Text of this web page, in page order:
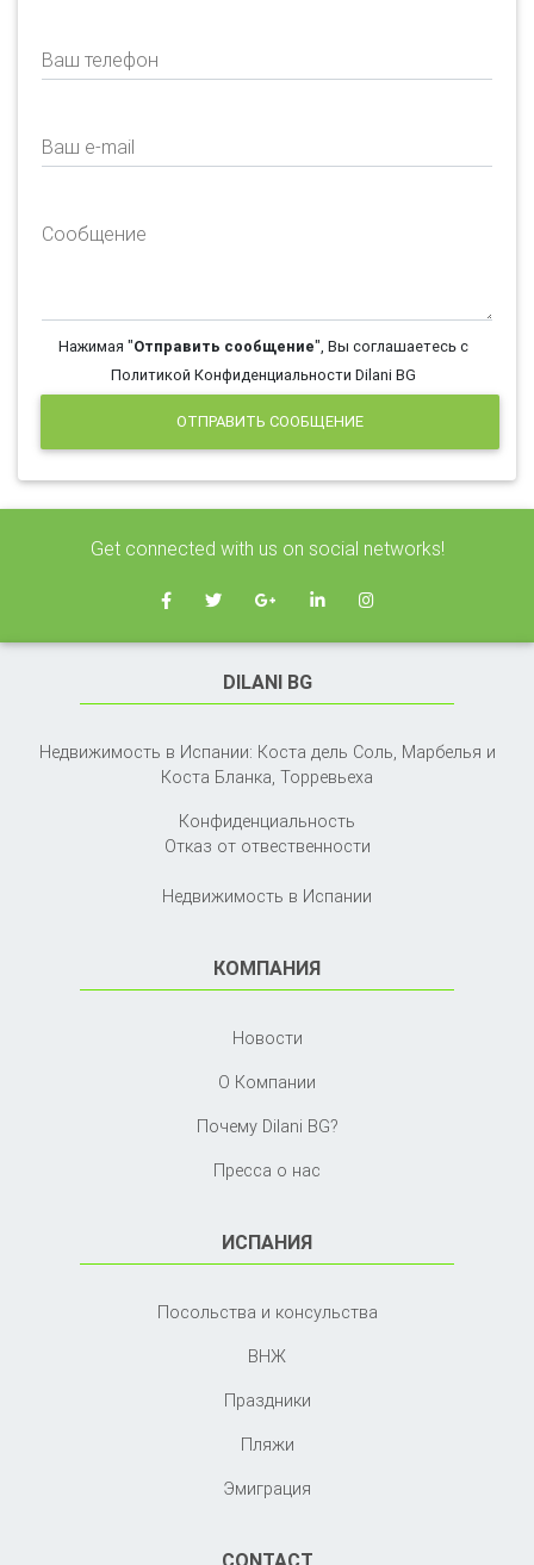
Ваш телефон
Ваш e-mail
Сообщение
Нажимая "Отправить сообщение", Вы соглашаетесь с
Политикой Конфиденциальности Dilani BG
ОТПРАВИТЬ СООБЩЕНИЕ
Get connected with us on social networks!
DILANI BG
Недвижимость в Испании: Коста дель Соль, Марбелья и
Коста Бланка, Торревьеха
Конфиденциальность
Отказ от отвественности
Недвижимость в Испании
КОМПАНИЯ
Новости
О Компании
Почему Dilani BG?
Пресса о нас
ИСПАНИЯ
Посольства и консульства
ВНЖ
Праздники
Пляжи
Эмиграция
CONTACT